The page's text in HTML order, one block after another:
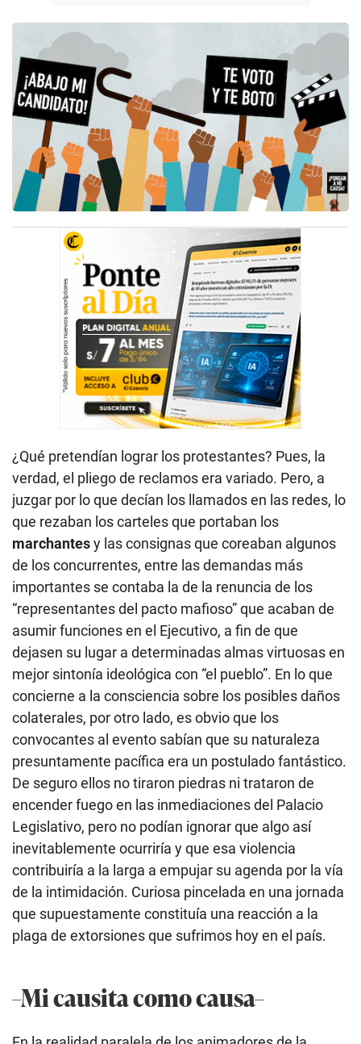
¿Qué pretendían lograr los protestantes? Pues, la
verdad, el pliego de reclamos era variado. Pero, a
juzgar por lo que decían los llamados en las redes, lo
que rezaban los carteles que portaban los
marchantesy las consignas que coreaban algunos
de los concurrentes, entre las demandas más
importantes se contaba la de la renuncia de los
“representantes del pacto mafioso” que acaban de
asumir funciones en el Ejecutivo, a fin de que
dejasen su lugar a determinadas almas virtuosas en
mejor sintonía ideológica con “el pueblo”. En lo que
concierne a la consciencia sobre los posibles daños
colaterales, por otro lado, es obvio que los
convocantes al evento sabían que su naturaleza
presuntamente pacífica era un postulado fantástico.
De seguro ellos no tiraron piedras ni trataron de
encender fuego en las inmediaciones del Palacio
Legislativo, pero no podían ignorar que algo así
inevitablemente ocurriría y que esa violencia
contribuiría a la larga a empujar su agenda por la vía
de la intimidación. Curiosa pincelada en una jornada
que supuestamente constituía una reacción a la
plaga de extorsiones que sufrimos hoy en el país.
–Mi causita como causa–